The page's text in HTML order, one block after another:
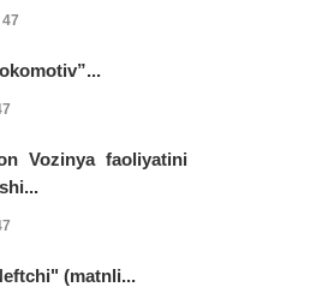
47
Vozinya faoliyatini
(matnli...